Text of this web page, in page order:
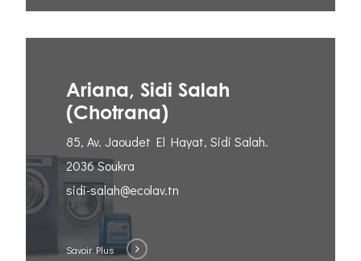
Ariana, Sidi Salah
(Chotrana)
85, Av. Jaoudet El Hayat, Sidi Salah.
2036 Soukra
sidi-salah@ecolav.tn
Savoir Plus